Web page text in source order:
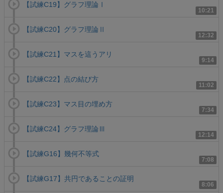
10:21
【試練C19】グラフ理論Ⅰ
12:32
【試練C20】グラフ理論Ⅱ
9:14
【試練C21】マスを這うアリ
11:02
【試練C22】点の結び方
7:34
【試練C23】マス目の埋め方
12:14
【試練C24】グラフ理論Ⅲ
7:08
【試練G16】幾何不等式
8:06
【試練G17】共円であることの証明